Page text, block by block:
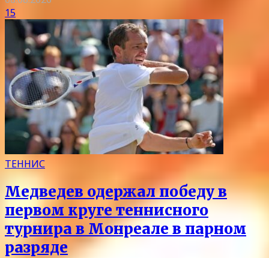
15
ТЕННИС
Медведев одержал победу в
первом круге теннисного
турнира в Монреале в парном
разряде